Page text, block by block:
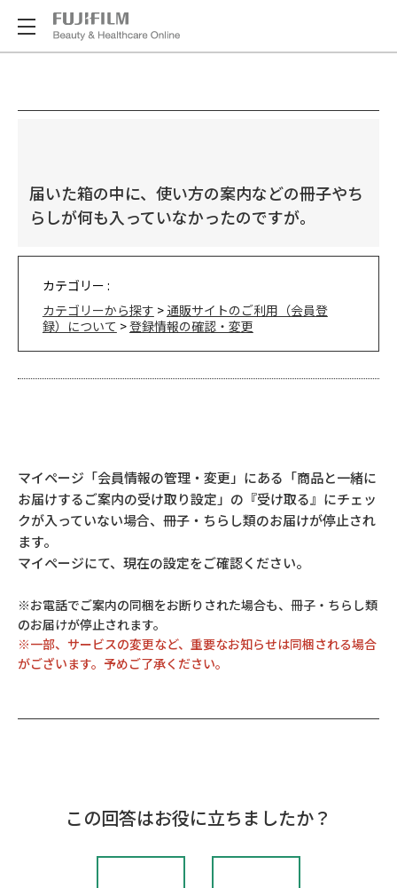
届いた箱の中に、使い方の案内などの冊子やち
らしが何も入っていなかったのですが。
カテゴリー :
カテゴリーから探す > 通販サイトのご利用（会員登
録）について >登録情報の確認・変更
マイページ「会員情報の管理・変更」にある「商品と一緒に
お届けするご案内の受け取り設定」の『受け取る』にチェッ
クが入っていない場合、冊子・ちらし類のお届けが停止され
ます。
マイページにて、現在の設定をご確認ください。
※お電話でご案内の同梱をお断りされた場合も、冊子・ちらし類
のお届けが停止されます。
※一部、サービスの変更など、重要なお知らせは同梱される場合
がございます。予めご了承ください。
この回答はお役に立ちましたか？